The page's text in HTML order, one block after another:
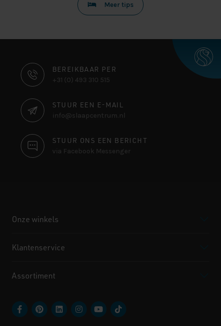
Meer tips
CONTACT
INFORMATIE
BEREIKBAAR PER
+31 (0) 493 310 515
STUUR EEN E-MAIL
info@slaapcentrum.nl
STUUR ONS EEN BERICHT
via Facebook Messenger
Onze winkels
Klantenservice
Assortiment